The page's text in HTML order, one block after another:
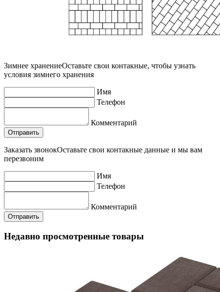
Зимнее хранениеОставьте свои контакные, чтобы узнать
условия зимнего хранения
Имя
Телефон
Комментарий
Заказать звонокОставьте свои контакные данные и мы вам
перезвоним
Имя
Телефон
Комментарий
Недавно просмотренные товары